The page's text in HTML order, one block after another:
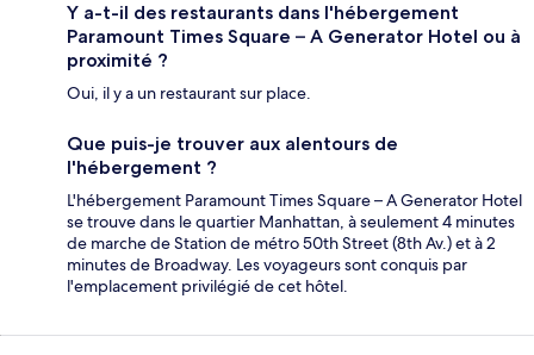
Y a-t-il des restaurants dans l'hébergement
Paramount Times Square – A Generator Hotel ou à
proximité ?
Oui, il y a un restaurant sur place.
Que puis-je trouver aux alentours de
l'hébergement ?
L'hébergement Paramount Times Square – A Generator Hotel
se trouve dans le quartier Manhattan, à seulement 4 minutes
de marche de Station de métro 50th Street (8th Av.) et à 2
minutes de Broadway. Les voyageurs sont conquis par
l'emplacement privilégié de cet hôtel.